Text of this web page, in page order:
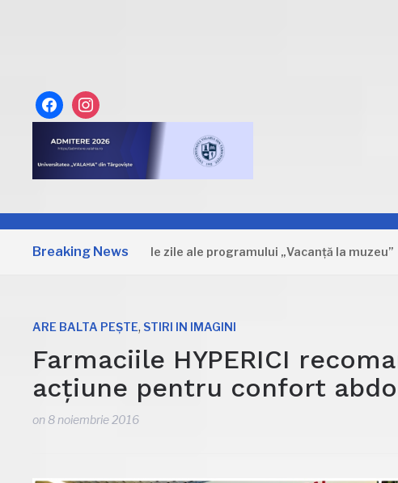
facebookinstagram
Breaking News
Primele zile ale programului „Vacanță la muzeu” 2
ARE BALTA PEȘTE, STIRI IN IMAGINI
Farmaciile HYPERICI
acțiune pentru confort
on 8 noiembrie 2016